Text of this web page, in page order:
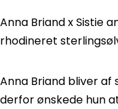
Anna Briand x Sistie
rhodineret
Anna Briand bliver af
derfor ønskede hun